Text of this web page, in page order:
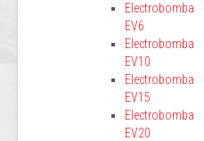
Electrobomba
EV6
Electrobomba
EV10
Electrobomba
EV15
Electrobomba
EV20